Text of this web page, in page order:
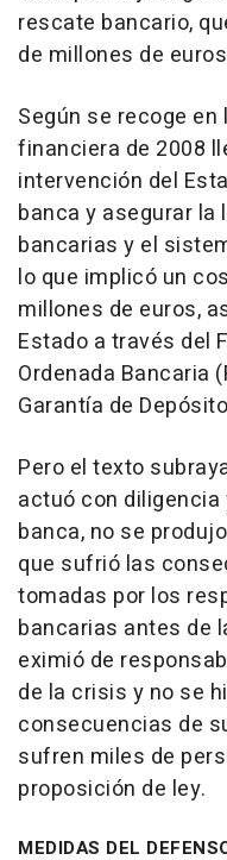
rescate bancario,
de millones de
Según se recoge
financiera de 2008
intervención del
banca y asegurar la
bancarias y el
lo que implicó un
millones de euros,
Estado a través del
Ordenada Bancaria
Garantía de
Pero el texto
actuó con
banca, no se
que sufrió las
tomadas por los
bancarias antes de
eximió de
de la crisis y no se
consecuencias de
sufren miles de
proposición de ley.
MEDIDAS DEL